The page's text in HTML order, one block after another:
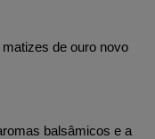
de ouro novo
balsâmicos e a